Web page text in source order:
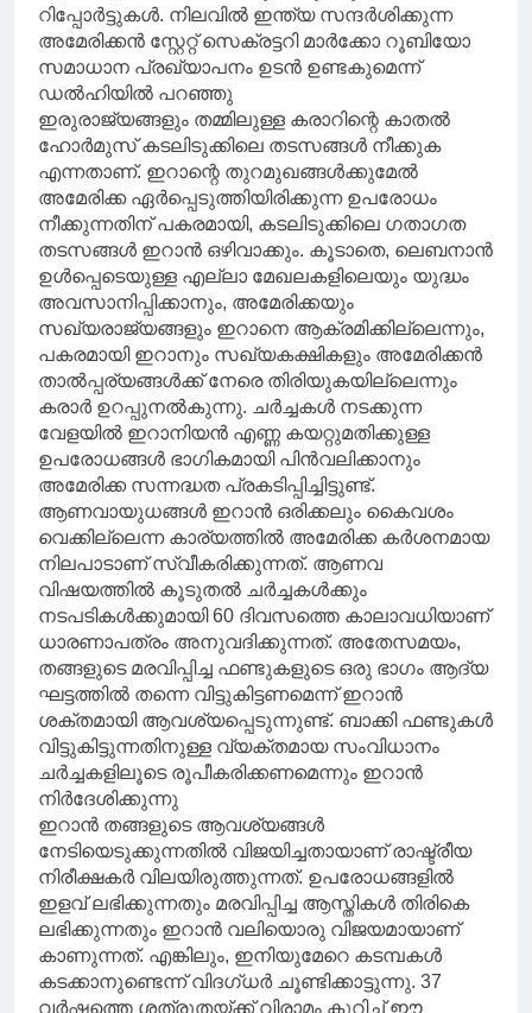
റിപ്പോർട്ടുകൾ. നിലവിൽ ഇന്ത്യ സന്ദർശിക്കുന്ന
അമേരിക്കൻ സ്റ്റേറ്റ് സെക്രട്ടറി മാർക്കോ റൂബിയോ
സമാധാന പ്രഖ്യാപനം ഉടൻ ഉണ്ടകുമെന്ന്
ഡൽഹിയിൽ പറഞ്ഞു
ഇരുരാജ്യങ്ങളും തമ്മിലുള്ള കരാറിന്റെ കാതൽ
ഹോർമുസ് കടലിടുക്കിലെ തടസങ്ങൾ നീക്കുക
എന്നതാണ്. ഇറാന്റെ തുറമുഖങ്ങൾക്കുമേൽ
അമേരിക്ക ഏർപ്പെടുത്തിയിരിക്കുന്ന ഉപരോധം
നീക്കുന്നതിന് പകരമായി, കടലിടുക്കിലെ ഗതാഗത
തടസങ്ങൾ ഇറാൻ ഒഴിവാക്കും. കൂടാതെ, ലെബനാൻ
ഉൾപ്പെടെയുള്ള എല്ലാ മേഖലകളിലെയും യുദ്ധം
അവസാനിപ്പിക്കാനും, അമേരിക്കയും
സഖ്യരാജ്യങ്ങളും ഇറാനെ ആക്രമിക്കില്ലെന്നും,
പകരമായി ഇറാനും സഖ്യകക്ഷികളും അമേരിക്കൻ
താൽപ്പര്യങ്ങൾക്ക് നേരെ തിരിയുകയില്ലെന്നും
കരാർ ഉറപ്പുനൽകുന്നു. ചർച്ചകൾ നടക്കുന്ന
വേളയിൽ ഇറാനിയൻ എണ്ണ കയറ്റുമതിക്കുള്ള
ഉപരോധങ്ങൾ ഭാഗികമായി പിൻവലിക്കാനും
അമേരിക്ക സന്നദ്ധത പ്രകടിപ്പിച്ചിട്ടുണ്ട്.
ആണവായുധങ്ങൾ ഇറാൻ ഒരിക്കലും കൈവശം
വെക്കില്ലെന്ന കാര്യത്തിൽ അമേരിക്ക കർശനമായ
നിലപാടാണ് സ്വീകരിക്കുന്നത്. ആണവ
വിഷയത്തിൽ കൂടുതൽ ചർച്ചകൾക്കും
നടപടികൾക്കുമായി 60 ദിവസത്തെ കാലാവധിയാണ്
ധാരണാപത്രം അനുവദിക്കുന്നത്. അതേസമയം,
തങ്ങളുടെ മരവിപ്പിച്ച ഫണ്ടുകളുടെ ഒരു ഭാഗം ആദ്യ
ഘട്ടത്തിൽ തന്നെ വിട്ടുകിട്ടണമെന്ന് ഇറാൻ
ശക്തമായി ആവശ്യപ്പെടുന്നുണ്ട്. ബാക്കി ഫണ്ടുകൾ
വിട്ടുകിട്ടുന്നതിനുള്ള വ്യക്തമായ സംവിധാനം
ചർച്ചകളിലൂടെ രൂപീകരിക്കണമെന്നും ഇറാൻ
നിർദേശിക്കുന്നു
ഇറാൻ തങ്ങളുടെ ആവശ്യങ്ങൾ
നേടിയെടുക്കുന്നതിൽ വിജയിച്ചതായാണ് രാഷ്ട്രീയ
നിരീക്ഷകർ വിലയിരുത്തുന്നത്. ഉപരോധങ്ങളിൽ
ഇളവ് ലഭിക്കുന്നതും മരവിപ്പിച്ച ആസ്തികൾ തിരികെ
ലഭിക്കുന്നതും ഇറാൻ വലിയൊരു വിജയമായാണ്
കാണുന്നത്. എങ്കിലും, ഇനിയുമേറെ കടമ്പകൾ
കടക്കാനുണ്ടെന്ന് വിദഗ്ധർ ചൂണ്ടിക്കാട്ടുന്നു. 37
വർഷത്തെ ശത്രുതയ്ക്ക് വിരാമം കുറിച്ച് ഈ